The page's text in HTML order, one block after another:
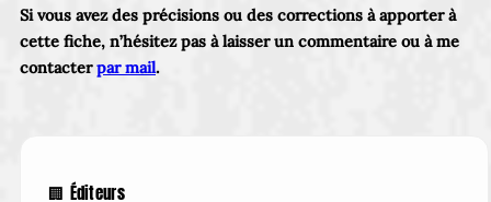
Si vous avez des précisions ou des corrections à apporter à
cette fiche, n’hésitez pas à laisser un commentaire ou à me
contacterpar mail.
🏢 Éditeurs